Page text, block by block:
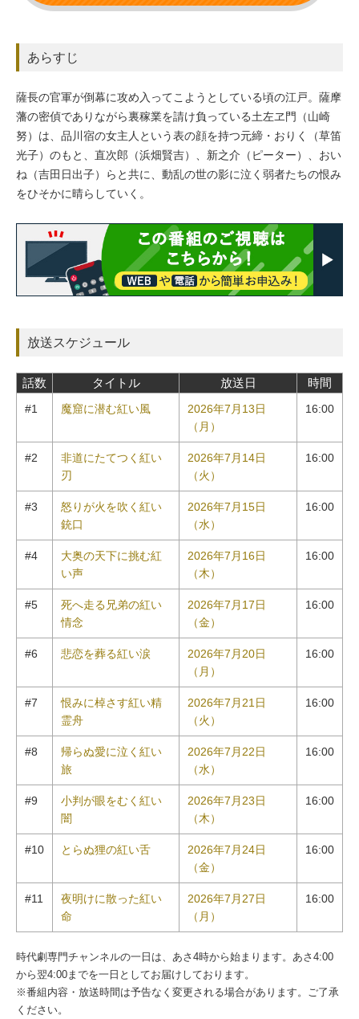
あらすじ
薩長の官軍が倒幕に攻め入ってこようとしている頃の江戸。薩摩
藩の密偵でありながら裏稼業を請け負っている土左ヱ門（山崎
努）は、品川宿の女主人という表の顔を持つ元締・おりく（草笛
光子）のもと、直次郎（浜畑賢吉）、新之介（ピーター）、おい
ね（吉田日出子）らと共に、動乱の世の影に泣く弱者たちの恨み
をひそかに晴らしていく。
放送スケジュール
話数 タイトル 放送日 時間
#1 魔窟に潜む紅い風
2026年7月13日
（月）
16:00
#2
非道にたてつく紅い
刃
2026年7月14日
（火）
16:00
#3
怒りが火を吹く紅い
銃口
2026年7月15日
（水）
16:00
#4
大奥の天下に挑む紅
い声
2026年7月16日
（木）
16:00
#5
死へ走る兄弟の紅い
情念
2026年7月17日
（金）
16:00
#6 悲恋を葬る紅い涙
2026年7月20日
（月）
16:00
#7
恨みに棹さす紅い精
霊舟
2026年7月21日
（火）
16:00
#8
帰らぬ愛に泣く紅い
旅
2026年7月22日
（水）
16:00
#9
小判が眼をむく紅い
闇
2026年7月23日
（木）
16:00
#10 とらぬ狸の紅い舌
2026年7月24日
（金）
16:00
#11
夜明けに散った紅い
命
2026年7月27日
（月）
16:00
時代劇専門チャンネルの一日は、あさ4時から始まります。あさ4:00
から翌4:00までを一日としてお届けしております。
※番組内容・放送時間は予告なく変更される場合があります。ご了承
ください。